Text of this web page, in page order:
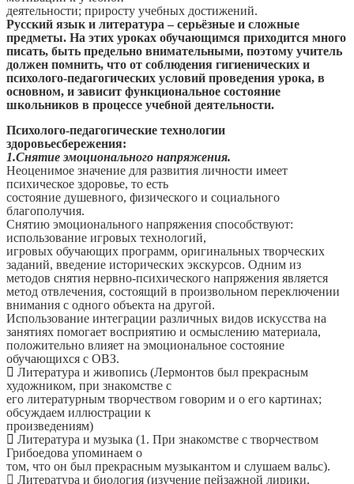
деятельности; приросту учебных достижений.
Русский язык и литература – серьёзные и сложные
предметы. На этих уроках обучающимся приходится много
писать, быть предельно внимательными, поэтому учитель
должен помнить, что от соблюдения гигиенических и
психолого-педагогических условий проведения урока, в
основном, и зависит функциональное состояние
школьников в процессе учебной деятельности.
Психолого-педагогические технологии
здоровьесбережения:
1.Снятие эмоционального напряжения.
Неоценимое значение для развития личности имеет
психическое здоровье, то есть
состояние душевного, физического и социального
благополучия.
Снятию эмоционального напряжения способствуют:
использование игровых технологий,
игровых обучающих программ, оригинальных творческих
заданий, введение исторических экскурсов. Одним из
методов снятия нервно-психического напряжения является
метод отвлечения, состоящий в произвольном переключении
внимания с одного объекта на другой.
Использование интеграции различных видов искусства на
занятиях помогает восприятию и осмыслению материала,
положительно влияет на эмоциональное состояние
обучающихся с ОВЗ.
 Литература и живопись (Лермонтов был прекрасным
художником, при знакомстве с
его литературным творчеством говорим и о его картинах;
обсуждаем иллюстрации к
произведениям)
 Литература и музыка (1. При знакомстве с творчеством
Грибоедова упоминаем о
том, что он был прекрасным музыкантом и слушаем вальс).
 Литература и биология (изучение пейзажной лирики,